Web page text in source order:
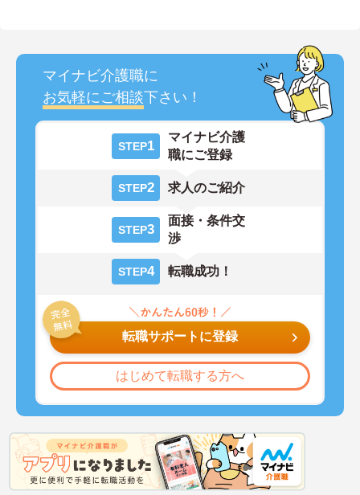
マイナビ介護職に
お気軽にご相談下さい！
STEP1
マイナビ介護
職にご登録
STEP2 求人のご紹介
STEP3
面接・条件交
渉
STEP4 転職成功！
転職サポートに登録
はじめて転職する方へ